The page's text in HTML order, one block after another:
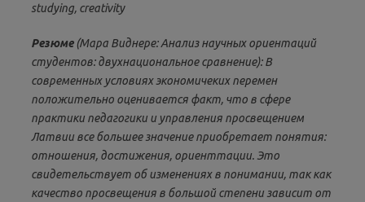
studying, creativity
Резюме (Мара Виднере: Анализ научных ориентаций
студентов: двухнациональное сравнение): В
современных условиях экономичеких перемен
положительно оценивается факт, что в сфере
практики педагогики и управления просвещением
Латвии все большее значение приобретает понятия:
отношения, достижения, ориенттации. Это
свидетельствует об изменениях в понимании, так как
качество просвещения в большой степени зависит от